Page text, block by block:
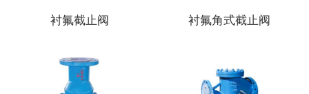
衬氟截止阀 衬氟角式截止阀